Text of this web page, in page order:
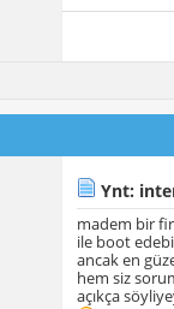
Ynt:
madem bir
ile boot
ancak en
hem siz
açıkça